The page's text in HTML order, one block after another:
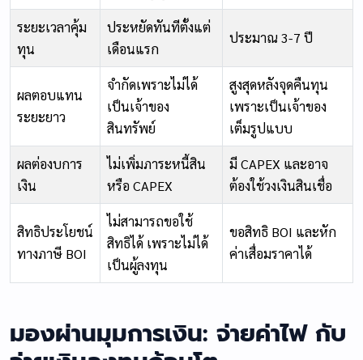
ระยะเวลาคุ้ม
ทุน
ประหยัดทันทีตั้งแต่
เดือนแรก
ประมาณ 3-7 ปี
ผลตอบแทน
ระยะยาว
จำกัดเพราะไม่ได้
เป็นเจ้าของ
สินทรัพย์
สูงสุดหลังจุดคืนทุน
เพราะเป็นเจ้าของ
เต็มรูปแบบ
ผลต่องบการ
เงิน
ไม่เพิ่มภาระหนี้สิน
หรือ CAPEX
มี CAPEX และอาจ
ต้องใช้วงเงินสินเชื่อ
สิทธิประโยชน์
ทางภาษี BOI
ไม่สามารถขอใช้
สิทธิได้ เพราะไม่ได้
เป็นผู้ลงทุน
ขอสิทธิ BOI และหัก
ค่าเสื่อมราคาได้
มองผ่านมุมการเงิน: จ่ายค่าไฟ กับ